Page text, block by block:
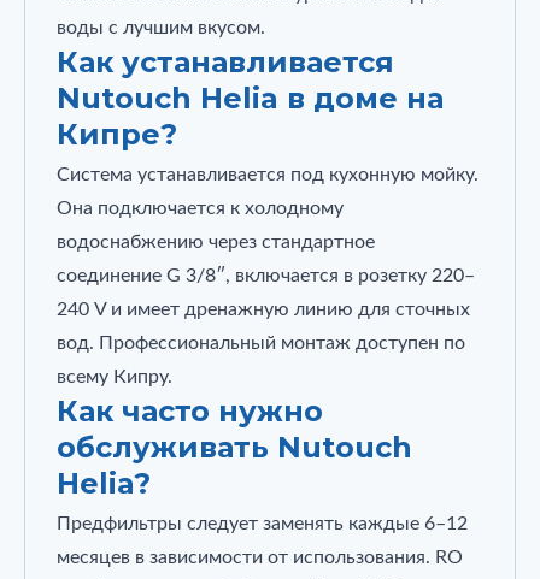
воды с лучшим вкусом.
Как устанавливается
Nutouch Helia в доме на
Кипре?
Система устанавливается под кухонную мойку.
Она подключается к холодному
водоснабжению через стандартное
соединение G 3/8″, включается в розетку 220–
240 V и имеет дренажную линию для сточных
вод. Профессиональный монтаж доступен по
всему Кипру.
Как часто нужно
обслуживать Nutouch
Helia?
Предфильтры следует заменять каждые 6–12
месяцев в зависимости от использования. RO